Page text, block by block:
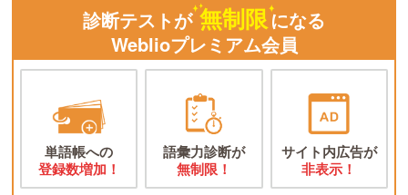
診断テストが 無制限になる
Weblioプレミアム会員
単語帳への
登録数増加！
語彙力診断が
無制限！
サイト内広告が
非表示！